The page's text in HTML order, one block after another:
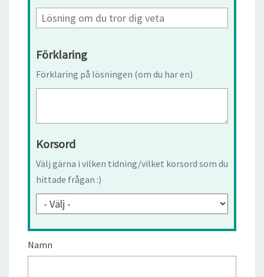
Förklaring
Förklaring på lösningen (om du har en)
Korsord
Välj gärna i vilken tidning/vilket korsord som du
hittade frågan :)
Namn